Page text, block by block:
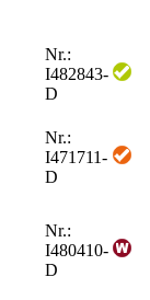
Nr.:
I482843-
D
Nr.:
I471711-
D
Nr.:
I480410-
D